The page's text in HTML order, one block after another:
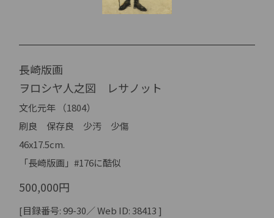
長崎版画
ヲロシヤ人之図 レサノット
文化元年 （1804）
刷良 保存良 少汚 少傷
46x17.5cm.
「長崎版画」#176に酷似
500,000円
[目録番号: 99-30／ Web ID: 38413 ]